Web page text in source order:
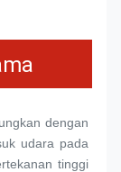
tinggi